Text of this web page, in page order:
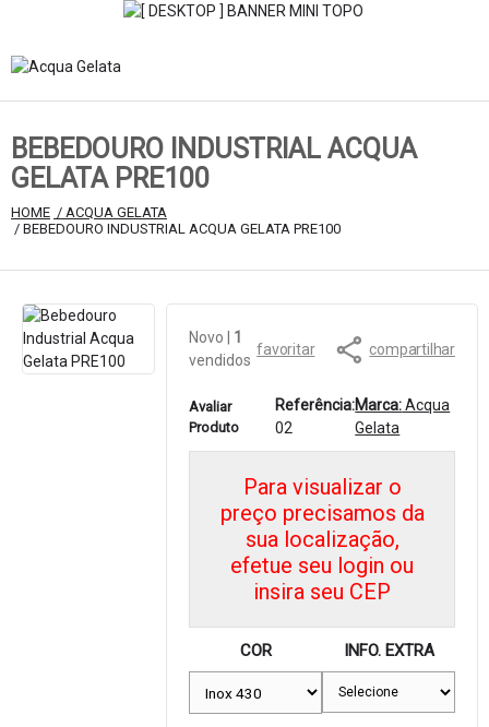
BEBEDOURO INDUSTRIAL ACQUA
GELATA PRE100
HOME / ACQUA GELATA
/ BEBEDOURO INDUSTRIAL ACQUA GELATA PRE100
Novo
1
vendidos
favoritar compartilhar
Avaliar
Produto
Referência:
02
Marca:Acqua
Gelata
Para visualizar o
preço precisamos da
sua localização,
efetue seu login ou
insira seu CEP
COR INFO. EXTRA